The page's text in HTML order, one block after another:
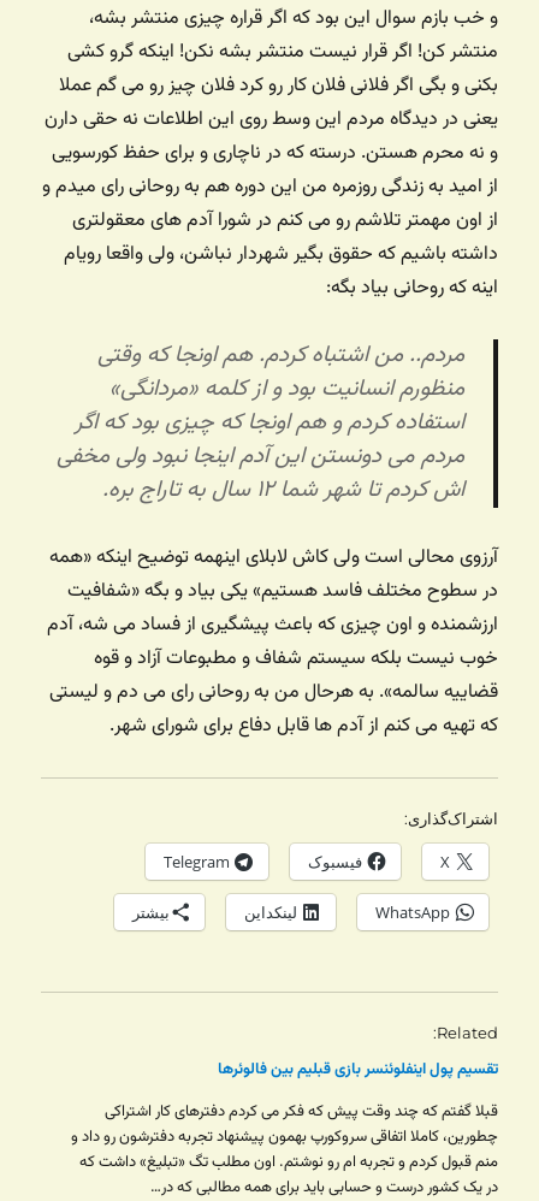
و خب بازم سوال این بود که اگر قراره چیزی منتشر بشه،
منتشر کن! اگر قرار نیست منتشر بشه نکن! اینکه گرو کشی
بکنی و بگی اگر فلانی فلان کار رو کرد فلان چیز رو می گم عملا
یعنی در دیدگاه مردم این وسط روی این اطلاعات نه حقی دارن
و نه محرم هستن. درسته که در ناچاری و برای حفظ کورسویی
از امید به زندگی روزمره من این دوره هم به روحانی رای میدم و
از اون مهمتر تلاشم رو می کنم در شورا آدم های معقولتری
داشته باشیم که حقوق بگیر شهردار نباشن، ولی واقعا رویام
اینه که روحانی بیاد بگه:
مردم.. من اشتباه کردم. هم اونجا که وقتی
منظورم انسانیت بود و از کلمه «مردانگی»
استفاده کردم و هم اونجا که چیزی بود که اگر
مردم می دونستن این آدم اینجا نبود ولی مخفی
اش کردم تا شهر شما ۱۲ سال به تاراج بره.
آرزوی محالی است ولی کاش لابلای اینهمه توضیح اینکه «همه
در سطوح مختلف فاسد هستیم» یکی بیاد و بگه «شفافیت
ارزشمنده و اون چیزی که باعث پیشگیری از فساد می شه، آدم
خوب نیست بلکه سیستم شفاف و مطبوعات آزاد و قوه
قضاییه سالمه». به هرحال من به روحانی رای می دم و لیستی
که تهیه می کنم از آدم ها قابل دفاع برای شورای شهر.
اشتراک‌گذاری:
X فیسبوک Telegram
WhatsApp لینکداین بیشتر
Related
تقسیم پول اینفلوئنسر بازی قبلیم بین فالوئرها
قبلا گفتم که چند وقت پیش که فکر می کردم دفترهای کار اشتراکی
چطورین، کاملا اتفاقی سروکورپ بهمون پیشنهاد تجربه دفترشون رو داد و
منم قبول کردم و تجربه ام رو نوشتم. اون مطلب تگ «تبلیغ» داشت که
در یک کشور درست و حسابی باید برای همه مطالبی که در…